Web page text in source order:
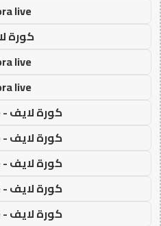
live
كورة
live
live
كورة لايف - koora live
كورة لايف - koora live
كورة لايف - koora live
كورة لايف - koora live
كورة لايف - koora live